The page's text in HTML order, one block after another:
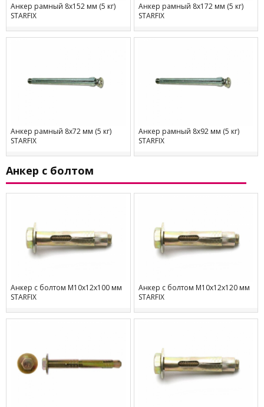
Анкер рамный 8х152 мм (5 кг)
STARFIX
Анкер рамный 8х172 мм (5 кг)
STARFIX
Анкер рамный 8х72 мм (5 кг)
STARFIX
Анкер рамный 8х92 мм (5 кг)
STARFIX
Анкер с болтом
Анкер с болтом М10х12х100 мм
STARFIX
Анкер с болтом М10х12х120 мм
STARFIX